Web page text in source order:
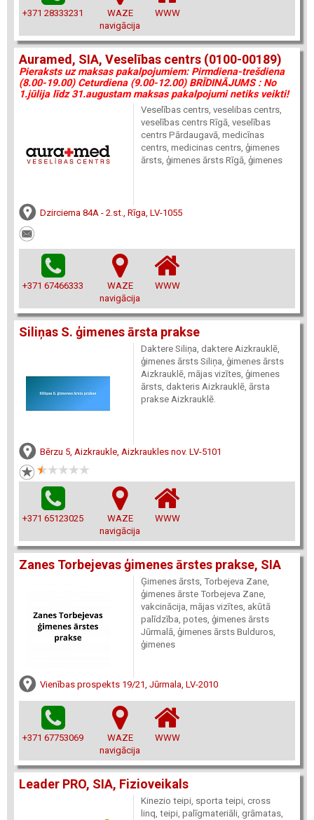
+371 28333231
WAZE
navigācija
WWW
Auramed, SIA, Veselības centrs (0100-00189)
Pieraksts uz maksas pakalpojumiem: Pirmdiena-trešdiena
(8.00-19.00) Ceturdiena (9.00-12.00) BRĪDINĀJUMS : No
1.jūlija līdz 31.augustam maksas pakalpojumi netiks veikti!
Veselības centrs, veselibas centrs,
veselības centrs Rīgā, veselības
centrs Pārdaugavā, medicīnas
centrs, medicinas centrs, ģimenes
ārsts, ģimenes ārsts Rīgā, ģimenes
Dzirciema 84A - 2.st., Rīga, LV-1055
+371 67466333
WAZE
navigācija
WWW
Siliņas S. ģimenes ārsta prakse
Daktere Siliņa, daktere Aizkrauklē,
ģimenes ārsts Siliņa, ģimenes ārsts
Aizkrauklē, mājas vizītes, ģimenes
ārsts, dakteris Aizkrauklē, ārsta
prakse Aizkrauklē.
Bērzu 5, Aizkraukle, Aizkraukles nov. LV-5101
+371 65123025
WAZE
navigācija
WWW
Zanes Torbejevas ģimenes ārstes prakse, SIA
Ģimenes ārsts, Torbejeva Zane,
ģimenes ārste Torbejeva Zane,
vakcinācija, mājas vizītes, akūtā
palīdzība, potes, ģimenes ārsts
Jūrmalā, ģimenes ārsts Bulduros,
ģimenes
Vienības prospekts 19/21, Jūrmala, LV-2010
+371 67753069
WAZE
navigācija
WWW
Leader PRO, SIA, Fizioveikals
Kinezio teipi, sporta teipi, cross
linq, teipi, palīgmateriāli, grāmatas,